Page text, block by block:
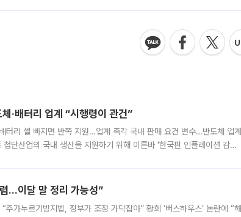
·배터리 업계 “시행령이 관건”
터리 셀 빠지면 반쪽 지원…업계 촉각 국내 판매 요건 변수…반도체 업계
단산업의 국내 생산을 지원하기 위해 이른바 ‘한국판 인플레이션 감축
…이달 말 정리 가능성”
가누르기방지법, 정부가 조정 가닥잡아” 황희 ‘버스하우스’ 논란에 “해